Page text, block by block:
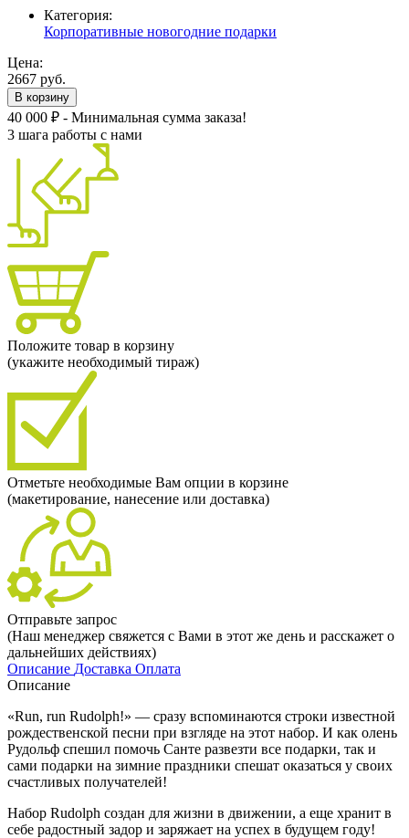
Категория:
Корпоративные новогодние подарки
Цена:
2667 руб.
В корзину
40 000 ₽ - Минимальная сумма заказа!
3 шага работы с нами
Положите товар в корзину
(укажите необходимый тираж)
Отметьте необходимые Вам опции в корзине
(макетирование, нанесение или доставка)
Отправьте запрос
(Наш менеджер свяжется с Вами в этот же день и расскажет о
дальнейших действиях)
Описание Доставка Оплата
Описание
«Run, run Rudolph!» — сразу вспоминаются строки известной
рождественской песни при взгляде на этот набор. И как олень
Рудольф спешил помочь Санте развезти все подарки, так и
сами подарки на зимние праздники спешат оказаться у своих
счастливых получателей!
Набор Rudolph создан для жизни в движении, а еще хранит в
себе радостный задор и заряжает на успех в будущем году!